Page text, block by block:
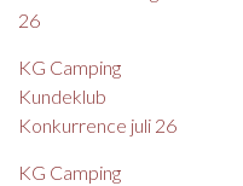
26
KG Camping
Kundeklub
Konkurrence juli 26
KG Camping